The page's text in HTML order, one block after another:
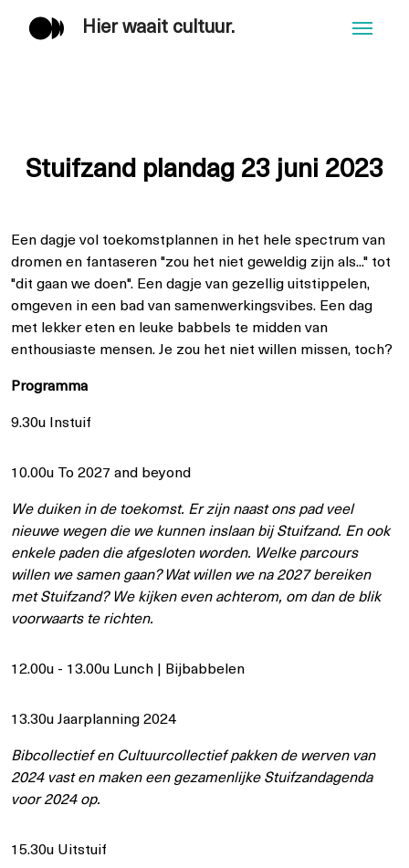
Hier waait cultuur. Menu
Stuifzand plandag 23 juni 2023
Een dagje vol toekomstplannen in het hele spectrum van
dromen en fantaseren "zou het niet geweldig zijn als..." tot
"dit gaan we doen". Een dagje van gezellig uitstippelen,
omgeven in een bad van samenwerkingsvibes. Een dag
met lekker eten en leuke babbels te midden van
enthousiaste mensen. Je zou het niet willen missen, toch?
Programma
9.30u Instuif
10.00u To 2027 and beyond
We duiken in de toekomst. Er zijn naast ons pad veel
nieuwe wegen die we kunnen inslaan bij Stuifzand. En ook
enkele paden die afgesloten worden. Welke parcours
willen we samen gaan? Wat willen we na 2027 bereiken
met Stuifzand? We kijken even achterom, om dan de blik
voorwaarts te richten.
12.00u - 13.00u Lunch | Bijbabbelen
13.30u Jaarplanning 2024
Bibcollectief en Cultuurcollectief pakken de werven van
2024 vast en maken een gezamenlijke Stuifzandagenda
voor 2024 op.
15.30u Uitstuif